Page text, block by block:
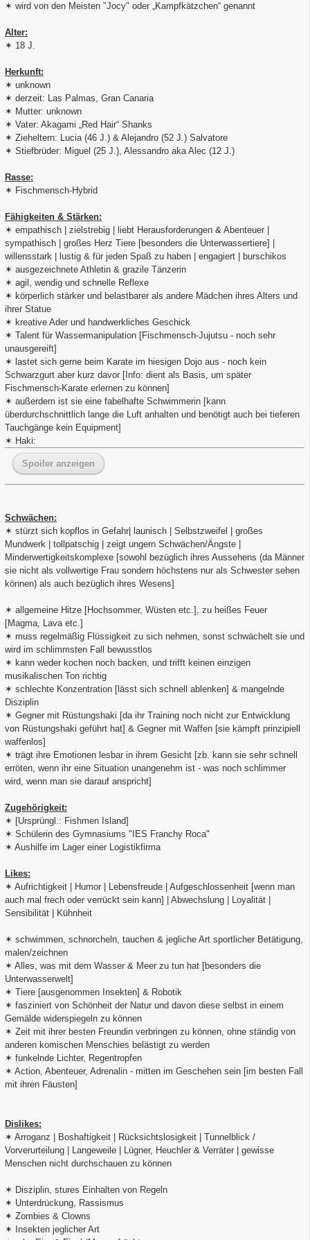
✶ wird von den Meisten "Jocy" oder „Kampfkätzchen“ genannt
Alter:
✶ 18 J.
Herkunft:
✶ unknown
✶ derzeit: Las Palmas, Gran Canaria
✶ Mutter: unknown
✶ Vater: Akagami „Red Hair“ Shanks
✶ Zieheltern: Lucia (46 J.) & Alejandro (52 J.) Salvatore
✶ Stiefbrüder: Miguel (25 J.), Alessandro aka Alec (12 J.)
Rasse:
✶ Fischmensch-Hybrid
Fähigkeiten & Stärken:
✶ empathisch | zielstrebig | liebt Herausforderungen & Abenteuer |
sympathisch | großes Herz Tiere [besonders die Unterwassertiere] |
willensstark | lustig & für jeden Spaß zu haben | engagiert | burschikos
✶ ausgezeichnete Athletin & grazile Tänzerin
✶ agil, wendig und schnelle Reflexe
✶ körperlich stärker und belastbarer als andere Mädchen ihres Alters und
ihrer Statue
✶ kreative Ader und handwerkliches Geschick
✶ Talent für Wassermanipulation [Fischmensch-Jujutsu - noch sehr
unausgereift]
✶ lastet sich gerne beim Karate im hiesigen Dojo aus - noch kein
Schwarzgurt aber kurz davor [Info: dient als Basis, um später
Fischmensch-Karate erlernen zu können]
✶ außerdem ist sie eine fabelhafte Schwimmerin [kann
überdurchschnittlich lange die Luft anhalten und benötigt auch bei tieferen
Tauchgänge kein Equipment]
✶ Haki:
Spoiler anzeigen
Schwächen:
✶ stürzt sich kopflos in Gefahr| launisch | Selbstzweifel | großes
Mundwerk | tollpatschig | zeigt ungern Schwächen/Ängste |
Minderwertigkeitskomplexe [sowohl bezüglich ihres Aussehens (da Männer
sie nicht als vollwertige Frau sondern höchstens nur als Schwester sehen
können) als auch bezüglich ihres Wesens]
✶ allgemeine Hitze [Hochsommer, Wüsten etc.], zu heißes Feuer
[Magma, Lava etc.]
✶ muss regelmäßig Flüssigkeit zu sich nehmen, sonst schwächelt sie und
wird im schlimmsten Fall bewusstlos
✶ kann weder kochen noch backen, und trifft keinen einzigen
musikalischen Ton richtig
✶ schlechte Konzentration [lässt sich schnell ablenken] & mangelnde
Disziplin
✶ Gegner mit Rüstungshaki [da ihr Training noch nicht zur Entwicklung
von Rüstungshaki geführt hat] & Gegner mit Waffen [sie kämpft prinzipiell
waffenlos]
✶ trägt ihre Emotionen lesbar in ihrem Gesicht [zb. kann sie sehr schnell
erröten, wenn ihr eine Situation unangenehm ist - was noch schlimmer
wird, wenn man sie darauf anspricht]
Zugehörigkeit:
✶ [Ursprüngl.: Fishmen Island]
✶ Schülerin des Gymnasiums "IES Franchy Roca"
✶ Aushilfe im Lager einer Logistikfirma
Likes:
✶ Aufrichtigkeit | Humor | Lebensfreude | Aufgeschlossenheit [wenn man
auch mal frech oder verrückt sein kann] | Abwechslung | Loyalität |
Sensibilität | Kühnheit
✶ schwimmen, schnorcheln, tauchen & jegliche Art sportlicher Betätigung,
malen/zeichnen
✶ Alles, was mit dem Wasser & Meer zu tun hat [besonders die
Unterwasserwelt]
✶ Tiere [ausgenommen Insekten] & Robotik
✶ fasziniert von Schönheit der Natur und davon diese selbst in einem
Gemälde widerspiegeln zu können
✶ Zeit mit ihrer besten Freundin verbringen zu können, ohne ständig von
anderen komischen Menschies belästigt zu werden
✶ funkelnde Lichter, Regentropfen
✶ Action, Abenteuer, Adrenalin - mitten im Geschehen sein [im besten Fall
mit ihren Fäusten]
Dislikes:
✶ Arroganz | Boshaftigkeit | Rücksichtslosigkeit | Tunnelblick /
Vorverurteilung | Langeweile | Lügner, Heuchler & Verräter | gewisse
Menschen nicht durchschauen zu können
✶ Disziplin, stures Einhalten von Regeln
✶ Unterdrückung, Rassismus
✶ Zombies & Clowns
✶ Insekten jeglicher Art